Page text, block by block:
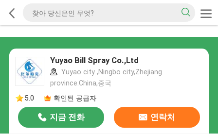
Yuyao Bill Spray Co.,Ltd
Yuyao city ,Ningbo city,Zhejiang
province.China,중국
5.0
확인된 공급자
지금 전화 연락처